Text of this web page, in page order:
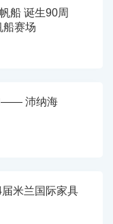
船 诞生90周
船赛场
—— 沛纳海
米兰国际家具